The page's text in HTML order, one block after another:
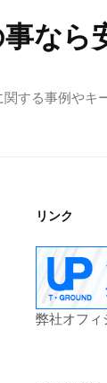
なら
する事例やキ
リンク
弊社オフィ